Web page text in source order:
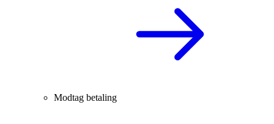
Modtag betaling